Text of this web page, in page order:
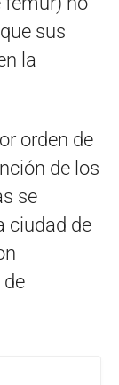
sus
la
orden de
de los
se
ciudad de